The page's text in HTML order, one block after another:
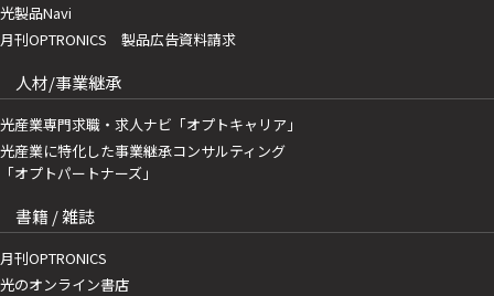
光製品Navi
月刊OPTRONICS 製品広告資料請求
人材/事業継承
光産業専門求職・求人ナビ「オプトキャリア」
光産業に特化した事業継承コンサルティング
「オプトパートナーズ」
書籍 / 雑誌
月刊OPTRONICS
光のオンライン書店